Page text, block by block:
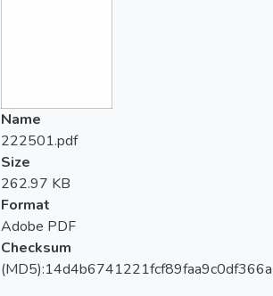
Name
222501.pdf
Size
262.97 KB
Format
Adobe PDF
Checksum